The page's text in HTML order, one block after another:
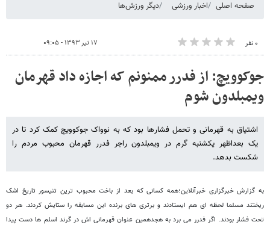
صفحه اصلی اخبار ورزشی دیگر ورزش‌ها
۰ نفر ۱۷ تیر ۱۳۹۳ - ۰۹:۰۵
جوکوویچ: از فدرر ممنونم که اجازه داد قهرمان
ویمبلدون شوم
اشتیاق به قهرمانی و تحمل فشارها بود که به نوواک جوکوویچ کمک کرد تا در
یک بعداظهر یکشنبه گرم در ویمبلدون راجر فدرر قهرمان محبوب مردم را
شکست بدهد.
به گزارش خبرگزاری خبرآنلاین؛همه کسانی که بعد از باخت محبوب ترین تنیسور تاریخ اشک
ریختند مسلما لحظه ای هم ایستادند و برتری های برنده این مسابقه را ستایش کردند. هر دو
تحت فشار بودند. اگر فدرر می برد به هجدهمین عنوان قهرمانی اش در گرند اسلم ها دست پیدا